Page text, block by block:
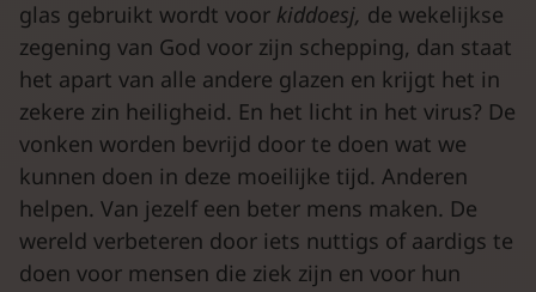
glas gebruikt wordt voor kiddoesj, de wekelijkse
zegening van God voor zijn schepping, dan staat
het apart van alle andere glazen en krijgt het in
zekere zin heiligheid. En het licht in het virus? De
vonken worden bevrijd door te doen wat we
kunnen doen in deze moeilijke tijd. Anderen
helpen. Van jezelf een beter mens maken. De
wereld verbeteren door iets nuttigs of aardigs te
doen voor mensen die ziek zijn en voor hun